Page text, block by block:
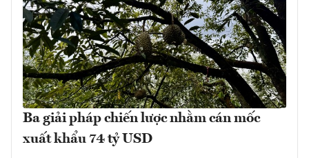
Ba giải pháp chiến lược nhằm cán mốc
xuất khẩu 74 tỷ USD